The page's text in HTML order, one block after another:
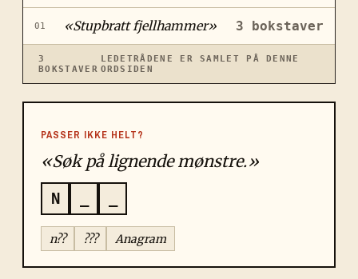
01 «Stupbratt fjellhammer» 3 bokstaver
3
BOKSTAVER
LEDETRÅDENE ER SAMLET PÅ DENNE
ORDSIDEN
PASSER IKKE HELT?
«Søk på lignende mønstre.»
N
n?? ??? Anagram